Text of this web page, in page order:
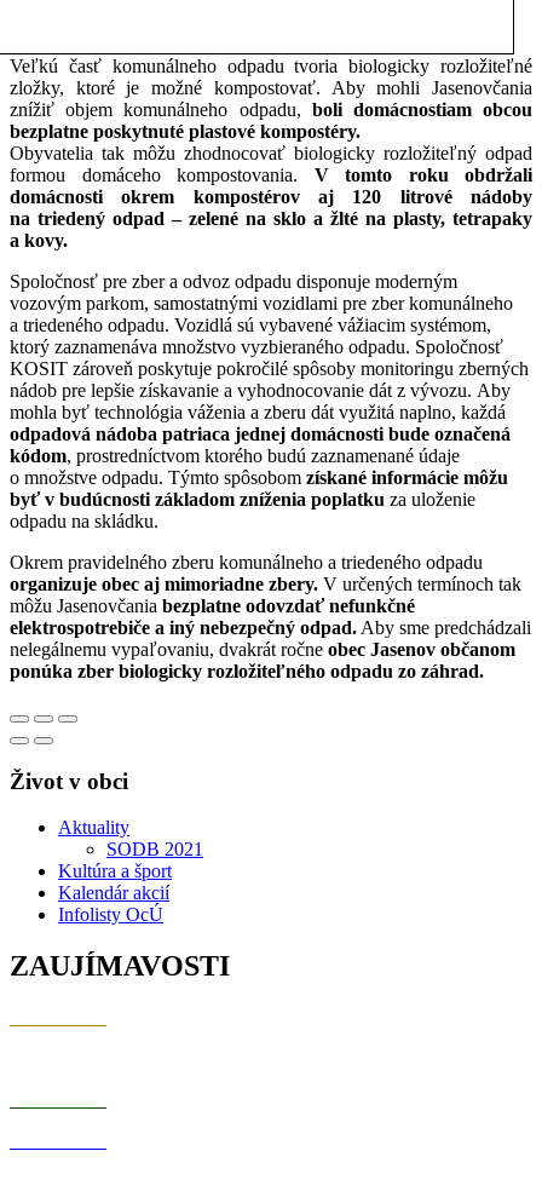
Veľkú časť komunálneho odpadu tvoria biologicky rozložiteľné
zložky, ktoré je možné kompostovať. Aby mohli Jasenovčania
znížiť objem komunálneho odpadu, boli domácnostiam obcou
bezplatne poskytnuté plastové kompostéry.
Obyvatelia tak môžu zhodnocovať biologicky rozložiteľný odpad
formou domáceho kompostovania. V tomto roku obdržali
domácnosti okrem kompostérov aj 120 litrové nádoby
na triedený odpad – zelené na sklo a žlté na plasty, tetrapaky
a kovy.
Spoločnosť pre zber a odvoz odpadu disponuje moderným
vozovým parkom, samostatnými vozidlami pre zber komunálneho
a triedeného odpadu. Vozidlá sú vybavené vážiacim systémom,
ktorý zaznamenáva množstvo vyzbieraného odpadu. Spoločnosť
KOSIT zároveň poskytuje pokročilé spôsoby monitoringu zberných
nádob pre lepšie získavanie a vyhodnocovanie dát z vývozu. Aby
mohla byť technológia váženia a zberu dát využitá naplno, každá
odpadová nádoba patriaca jednej domácnosti bude označená
kódom, prostredníctvom ktorého budú zaznamenané údaje
o množstve odpadu. Týmto spôsobom získané informácie môžu
byť v budúcnosti základom zníženia poplatku za uloženie
odpadu na skládku.
Okrem pravidelného zberu komunálneho a triedeného odpadu
organizuje obec aj mimoriadne zbery. V určených termínoch tak
môžu Jasenovčania bezplatne odovzdať nefunkčné
elektrospotrebiče a iný nebezpečný odpad. Aby sme predchádzali
nelegálnemu vypaľovaniu, dvakrát ročne obec Jasenov občanom
ponúka zber biologicky rozložiteľného odpadu zo záhrad.
Život v obci
Aktuality
SODB 2021
Kultúra a šport
Kalendár akcií
Infolisty OcÚ
ZAUJÍMAVOSTI